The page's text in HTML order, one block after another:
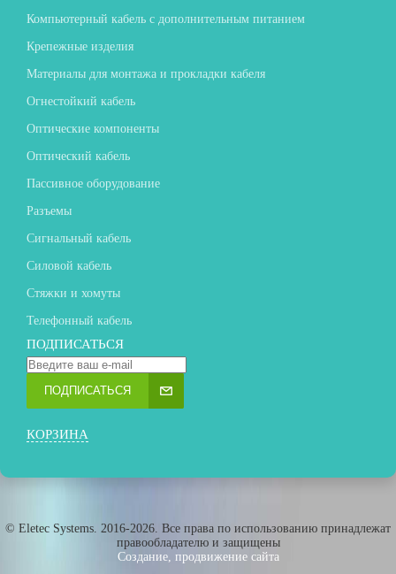
Компьютерный кабель с дополнительным питанием
Крепежные изделия
Материалы для монтажа и прокладки кабеля
Огнестойкий кабель
Оптические компоненты
Оптический кабель
Пассивное оборудование
Разъемы
Сигнальный кабель
Силовой кабель
Стяжки и хомуты
Телефонный кабель
ПОДПИСАТЬСЯ
ПОДПИСАТЬСЯ
КОРЗИНА
© Eletec Systems. 2016-2026. Все права по использованию принадлежат
правообладателю и защищены
Создание, продвижение сайта